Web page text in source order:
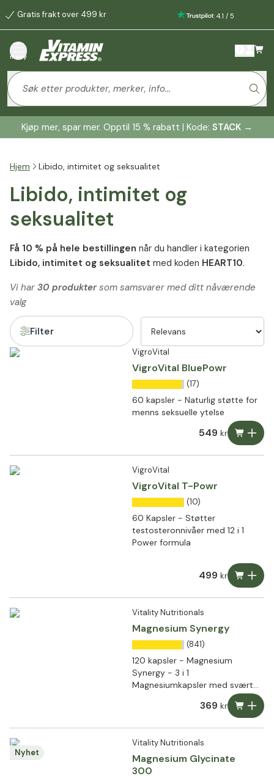
Gratis frakt over 499 kr : 4.1 / 5
meny
Kjøp mer, spar mer. Opptil 15 % rabatt | Kode: STACK →
Hjem Libido, intimitet og seksualitet
Libido, intimitet og
seksualitet
Få 10 % på hele bestillingen når du handler i kategorien
Libido, intimitet og seksualitet med koden HEART10.
Vi har 30 produktersom samsvarer med ditt nåværende
valg
Filter
VigroVital
VigroVital BluePowr
(17)
60 kapsler - Naturlig støtte for
menns seksuelle ytelse
549 kr
VigroVital
VigroVital T-Powr
(10)
60 Kapsler - Støtter
testosteronnivåer med 12 i 1
Power formula
499 kr
Vitality Nutritionals
Magnesium Synergy
(841)
120 kapsler - Magnesium
Synergy - 3 i 1
Magnesiumkapsler med svært
369 kr
Nyhet
Vitality Nutritionals
Magnesium Glycinate
300